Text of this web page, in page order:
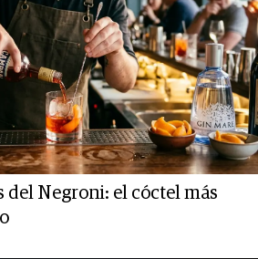
del Negroni: el cóctel más